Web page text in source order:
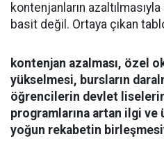
kontenjanların
basit değil. Ortaya çıkan
kontenjan azalması, özel
yükselmesi, bursların
öğrencilerin devlet
programlarına artan ilgi ve
yoğun rekabetin